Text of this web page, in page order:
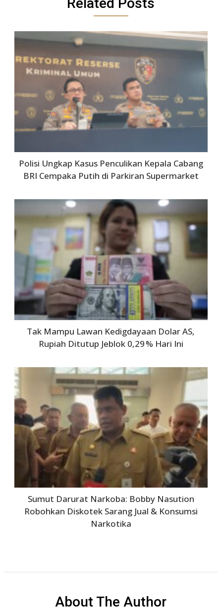
Polisi Ungkap Kasus Penculikan Kepala Cabang
BRI Cempaka Putih di Parkiran Supermarket
Tak Mampu Lawan Kedigdayaan Dolar AS,
Rupiah Ditutup Jeblok 0,29 % Hari Ini
Sumut Darurat Narkoba: Bobby Nasution
Robohkan Diskotek Sarang Jual & Konsumsi
Narkotika
About The Author